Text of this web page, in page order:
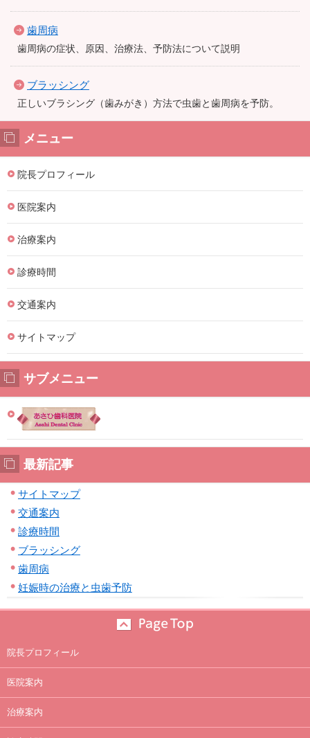
歯周病
歯周病の症状、原因、治療法、予防法について説明
ブラッシング
正しいブラシング（歯みがき）方法で虫歯と歯周病を予防。
メニュー
院長プロフィール
医院案内
治療案内
診療時間
交通案内
サイトマップ
サブメニュー
最新記事
サイトマップ
交通案内
診療時間
ブラッシング
歯周病
妊娠時の治療と虫歯予防
院長プロフィール
医院案内
治療案内